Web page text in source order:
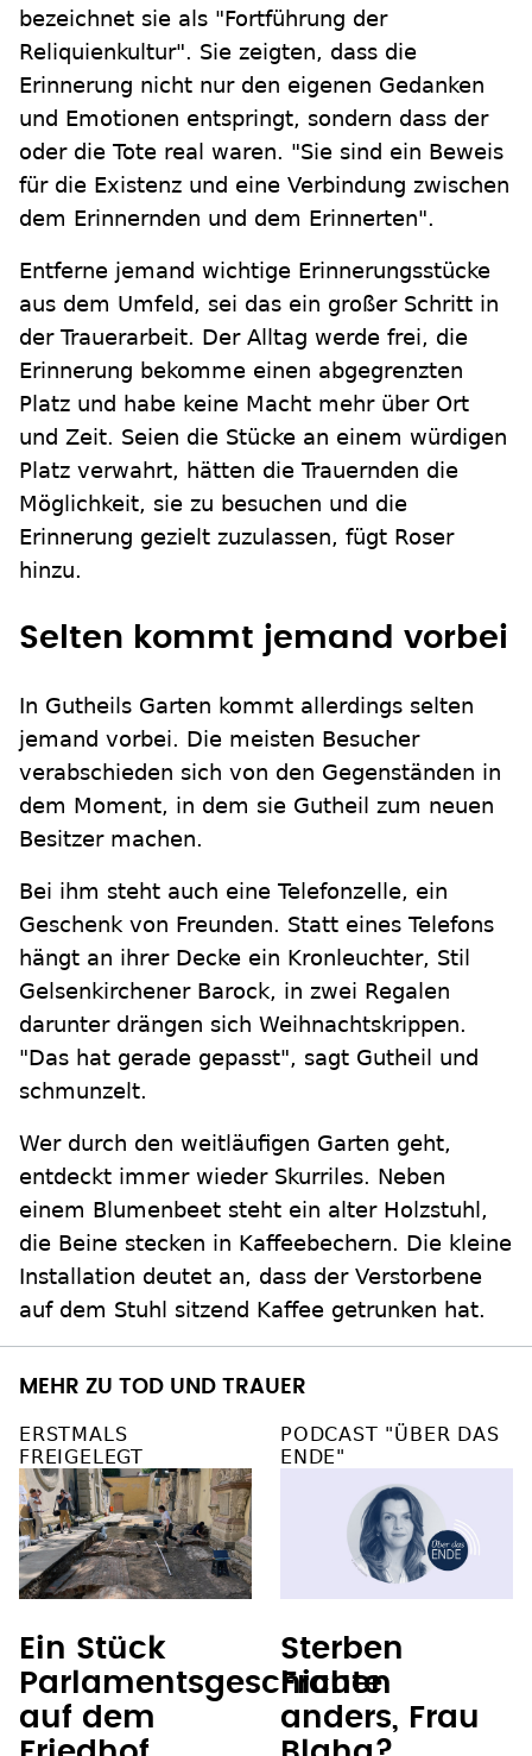
bezeichnet sie als "Fortführung der
Reliquienkultur". Sie zeigten, dass die
Erinnerung nicht nur den eigenen Gedanken
und Emotionen entspringt, sondern dass der
oder die Tote real waren. "Sie sind ein Beweis
für die Existenz und eine Verbindung zwischen
dem Erinnernden und dem Erinnerten".
Entferne jemand wichtige Erinnerungsstücke
aus dem Umfeld, sei das ein großer Schritt in
der Trauerarbeit. Der Alltag werde frei, die
Erinnerung bekomme einen abgegrenzten
Platz und habe keine Macht mehr über Ort
und Zeit. Seien die Stücke an einem würdigen
Platz verwahrt, hätten die Trauernden die
Möglichkeit, sie zu besuchen und die
Erinnerung gezielt zuzulassen, fügt Roser
hinzu.
Selten kommt jemand vorbei
In Gutheils Garten kommt allerdings selten
jemand vorbei. Die meisten Besucher
verabschieden sich von den Gegenständen in
dem Moment, in dem sie Gutheil zum neuen
Besitzer machen.
Bei ihm steht auch eine Telefonzelle, ein
Geschenk von Freunden. Statt eines Telefons
hängt an ihrer Decke ein Kronleuchter, Stil
Gelsenkirchener Barock, in zwei Regalen
darunter drängen sich Weihnachtskrippen.
"Das hat gerade gepasst", sagt Gutheil und
schmunzelt.
Wer durch den weitläufigen Garten geht,
entdeckt immer wieder Skurriles. Neben
einem Blumenbeet steht ein alter Holzstuhl,
die Beine stecken in Kaffeebechern. Die kleine
Installation deutet an, dass der Verstorbene
auf dem Stuhl sitzend Kaffee getrunken hat.
MEHR ZU TOD UND TRAUER
ERSTMALS
FREIGELEGT
Ein Stück
Parlamentsgeschichte
auf dem
PODCAST "ÜBER DAS
ENDE"
Sterben
Frauen
anders, Frau